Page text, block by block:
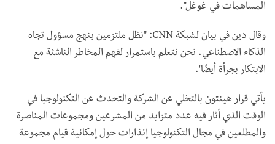
المساهمات في غوغل".
وقال دين في بيان لشبكة CNN: "نظل ملتزمين بنهج مسؤول تجاه
الذكاء الاصطناعي. نحن نتعلم باستمرار لفهم المخاطر الناشئة مع
الابتكار بجرأة أيضًا".
يأتي قرار هينتون بالتخلي عن الشركة والتحدث عن التكنولوجيا في
الوقت الذي أثار فيه عدد متزايد من المشرعين ومجموعات المناصرة
والمطلعين في مجال التكنولوجيا إنذارات حول إمكانية قيام مجموعة